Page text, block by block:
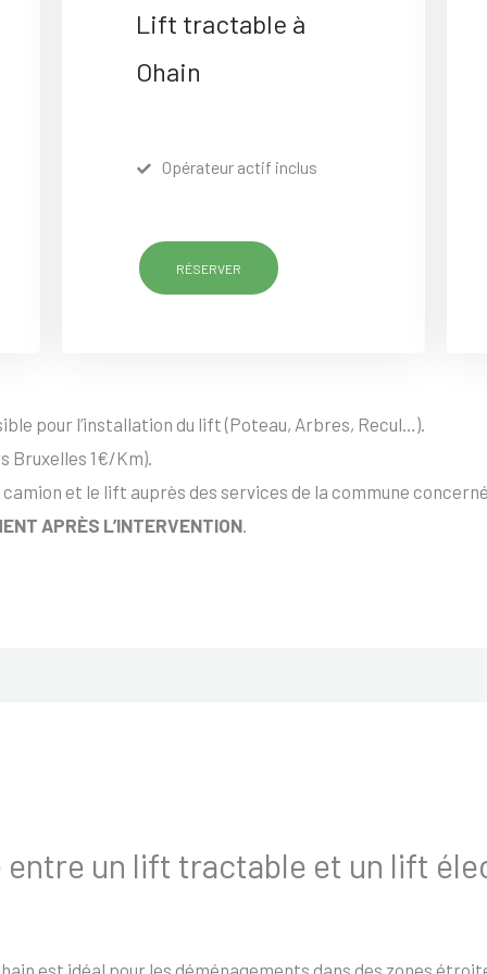
Lift tractable à
Ohain
Opérateur actif inclus
RÉSERVER
pour l’installation du lift (Poteau, Arbres, Recul…).
Bruxelles 1€/Km).
et le lift auprès des services de la commune
APRÈS L’INTERVENTION.
un lift tractable et un lift